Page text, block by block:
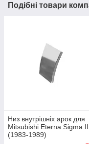
Подібні товари
Низ внутрішніх арок для
Mitsubishi Eterna Sigma II
(1983-1989)